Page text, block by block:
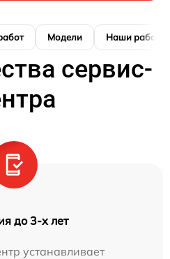
Модели Наши работы
сервис-
до 3-х лет
устанавливает